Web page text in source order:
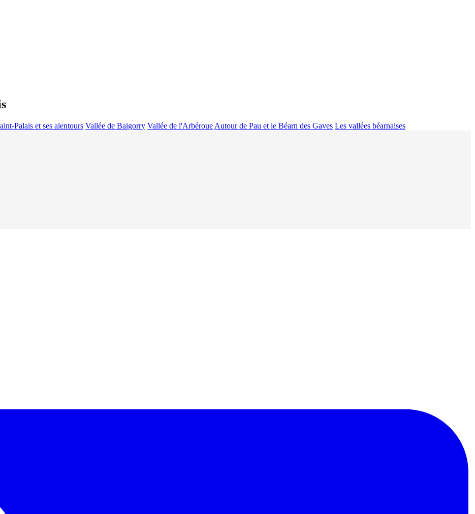
Palais et ses alentours Vallée de Baigorry Vallée de l'Arbéroue Autour de Pau et le Béarn des Gaves Les vallées béarnaises